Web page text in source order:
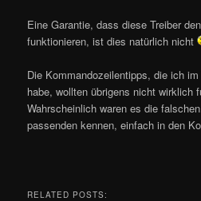
Eine Garantie, dass diese Treiber
funktionieren, ist dies natürlich nicht
Die Kommandozeilentipps, die ich
habe, wollten übrigens nicht wirklich
Wahrscheinlich waren es die
passenden kennen, einfach in den
RELATED POSTS: